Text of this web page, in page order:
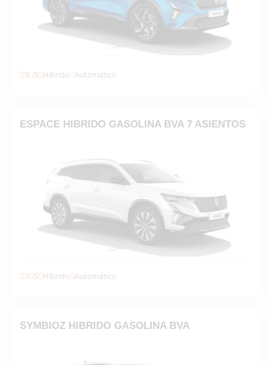
5 5 Híbrido Automático
ESPACE HIBRIDO GASOLINA BVA 7 ASIENTOS
7 5 Híbrido Automático
SYMBIOZ HIBRIDO GASOLINA BVA